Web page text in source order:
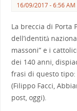
16/09/2017 - 6:56 AM
La breccia di Porta
dell’identità
massoni” e i
dei 140 anni,
frasi di questo tipo:
(Filippo Facci,
post, oggi).